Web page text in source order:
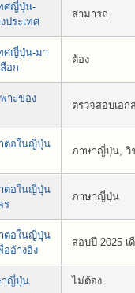
ศญี่ปุ่น-
ประเทศ
สามารถ
ศญี่ปุ่น-มา
อก
ต้อง
าะของ
ตรวจสอบเอ
ต่อในญี่ปุ่น
ภาษาญี่ปุ่น, วิ
ต่อในญี่ปุ่น
ร
ภาษาญี่ปุ่น
ต่อในญี่ปุ่น
ออ้างอิง
สอบปี 2025 เ
าญี่ปุ่น ไม่ต้อง